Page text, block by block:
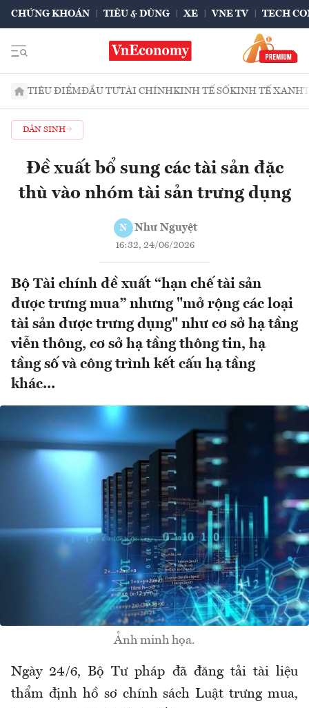
CHỨNG KHOÁN TIÊU & DÙNG XE VNE TV TECH
TIÊU ĐIỂMĐẦU TƯTÀI CHÍNHKINH TẾ SỐKINH TẾ XANH
DÂN SINH
Đề xuất bổ sung các tài sản đặc
thù vào nhóm tài sản trưng dụng
N Như Nguyệt
16:32, 24/06/2026
Bộ Tài chính đề xuất “hạn chế tài sản
được trưng mua” nhưng "mở rộng các loại
tài sản được trưng dụng" như cơ sở hạ tầng
viễn thông, cơ sở hạ tầng thông tin, hạ
tầng số và công trình kết cấu hạ tầng
khác...
Ảnh minh họa.
Ngày 24/6, Bộ Tư pháp đã đăng tải tài liệu
thẩm định hồ sơ chính sách Luật trưng mua,